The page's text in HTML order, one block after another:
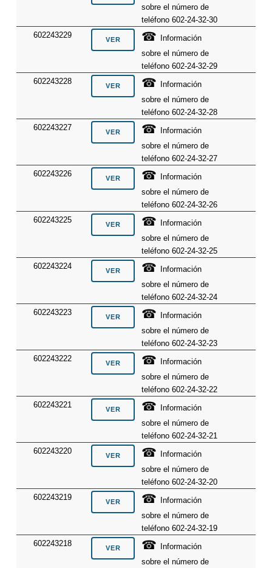
sobre el número de
teléfono 602-24-32-30
602243229
☎ Información
sobre el número de
teléfono 602-24-32-29
602243228
☎ Información
sobre el número de
teléfono 602-24-32-28
602243227
☎ Información
sobre el número de
teléfono 602-24-32-27
602243226
☎ Información
sobre el número de
teléfono 602-24-32-26
602243225
☎ Información
sobre el número de
teléfono 602-24-32-25
602243224
☎ Información
sobre el número de
teléfono 602-24-32-24
602243223
☎ Información
sobre el número de
teléfono 602-24-32-23
602243222
☎ Información
sobre el número de
teléfono 602-24-32-22
602243221
☎ Información
sobre el número de
teléfono 602-24-32-21
602243220
☎ Información
sobre el número de
teléfono 602-24-32-20
602243219
☎ Información
sobre el número de
teléfono 602-24-32-19
602243218
☎ Información
sobre el número de